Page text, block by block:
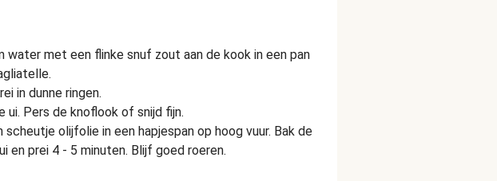
water met een flinke snuf zout aan de kook in een pan
in dunne ringen.
ui. Pers de knoflook of snijd fijn.
scheutje olijfolie in een hapjespan op hoog vuur. Bak de
en prei 4 - 5 minuten. Blijf goed roeren.